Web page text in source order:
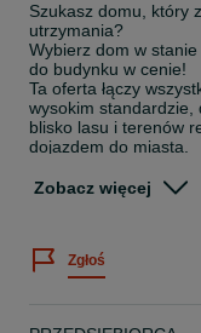
Szukasz domu, który
utrzymania?
Wybierz dom w
do budynku w cenie!
Ta oferta łączy
wysokim standardzie,
blisko lasu i terenów
dojazdem do miasta.
Odbiór lokali w 3 i 4
Najważniejsze atuty
Zobacz więcej
Zgłoś